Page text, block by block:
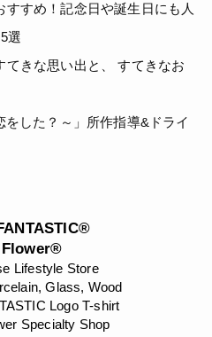
すめ！記念日や誕生日にも人
選
きな思い出と、 すてきなお
した？～」所作指導&ドライ
Lifestyle Store
Glass, Wood
Logo T-shirt
Specialty Shop